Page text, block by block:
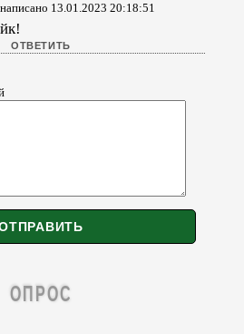
написано 13.01.2023 20:18:51
ОПРОС